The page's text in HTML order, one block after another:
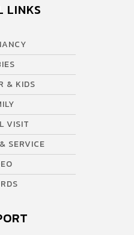
ณพ่อ คุณแม่ ให้ระวังของเล่นที่
ถึงชีวิตได้ “อย่าปล่อยให้น้ำตา
แม่” เครดิต: www.hunsa.com,
Channel […]
LINKS
& KIDS
VISIT
SERVICE